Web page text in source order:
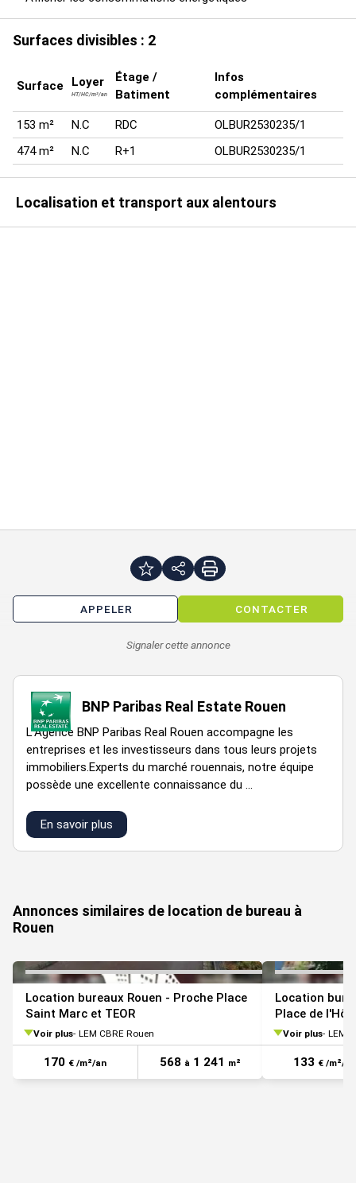
Surfaces divisibles : 2
Surface Loyer
HT/HC/m²/an
Étage /
Batiment
Infos
complémentaires
153 m² N.C RDC
OLBUR2530235/1
474 m²
N.C R+1 OLBUR2530235/1
Localisation et transport aux alentours
APPELER CONTACTER
Signaler cette annonce
BNP Paribas Real Estate Rouen
L''Agence BNP Paribas Real Rouen accompagne les
entreprises et les investisseurs dans tous leurs projets
immobiliers.Experts du marché rouennais, notre équipe
possède une excellente connaissance du ...
En savoir plus
Annonces similaires de location de bureau à
Rouen
Location bureaux Rouen - Proche Place
Saint Marc et TEOR
Voir plus LEM CBRE Rouen
170 € /m²/an 568 à 1 241 m²
Location
Place de
Voir plus LEM
133 € /m²/an